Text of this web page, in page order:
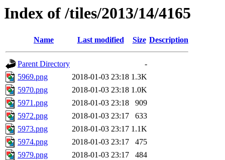
Index of /tiles/2013/14/4165
Name Last modified Size Description
Parent Directory
-
5969.png
2018-01-03 23:18 1.3K
5970.png
2018-01-03 23:18 1.0K
5971.png
2018-01-03 23:18
909
5972.png
2018-01-03 23:17
633
5973.png
2018-01-03 23:17 1.1K
5974.png
2018-01-03 23:17
475
5979.png
2018-01-03 23:17
484